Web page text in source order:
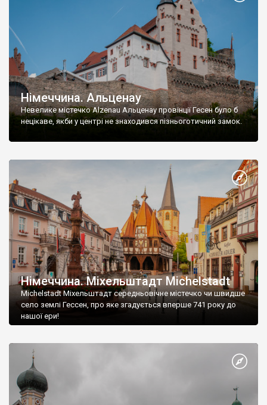
Німеччина. Альценау
Невелике містечко Alzenau Альценау провінції Гесен було б
нецікаве, якби у центрі не знаходився пізньоготичний замок.
Німеччина. Міхельштадт Michelstadt
Michelstadt Міхельштадт середньовічне містечко чи швидше
село землі Гессен, про яке згадується вперше 741 року до
нашої ери!